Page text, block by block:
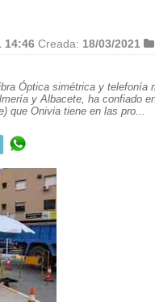
14:46 Creada: 18/03/2021
Óptica simétrica y telefonía
y Albacete, ha confiado
que Onivia tiene en las pro...